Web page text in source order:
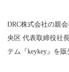
DRC株式会社の親
央区 代表取締役社
テム『keykey』を